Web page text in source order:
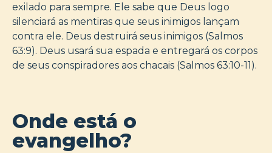
exilado para sempre. Ele sabe que Deus logo
silenciará as mentiras que seus inimigos lançam
contra ele. Deus destruirá seus inimigos (Salmos
63:9). Deus usará sua espada e entregará os corpos
de seus conspiradores aos chacais (Salmos 63:10-11).
Onde está o
evangelho?